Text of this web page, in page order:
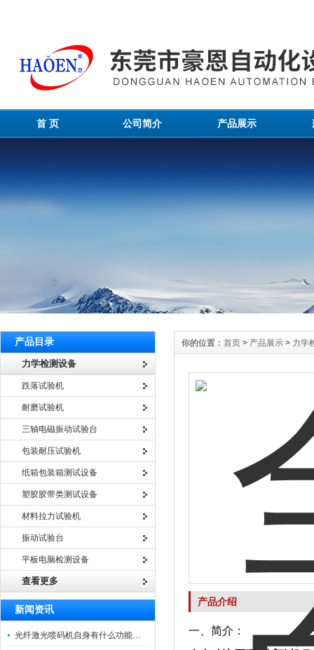
首 页 公司简介 产品展示
产品目录
力学检测设备
跌落试验机
耐磨试验机
三轴电磁振动试验台
包装耐压试验机
纸箱包装箱测试设备
塑胶胶带类测试设备
材料拉力试验机
振动试验台
平板电脑检测设备
查看更多
新闻资讯
光纤激光喷码机自身有什么功能？不妨看看下文
你的位置： 首页 > 产品展示 > 力学
产品介绍
一、简介：